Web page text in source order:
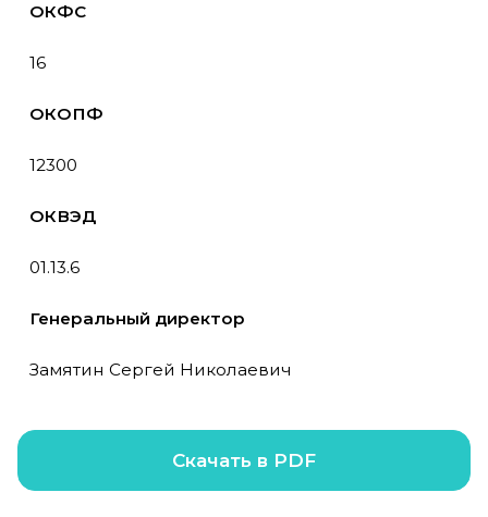
ОКФС
16
ОКОПФ
12300
ОКВЭД
01.13.6
Генеральный директор
Замятин Сергей Николаевич
Скачать в PDF